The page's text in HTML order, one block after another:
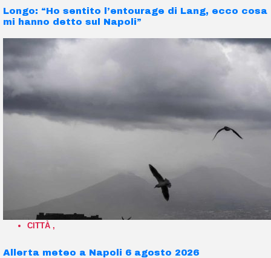
Longo: “Ho sentito l’entourage di Lang, ecco cosa
mi hanno detto sul Napoli”
CITTÀ ,
Allerta meteo a Napoli 6 agosto 2026